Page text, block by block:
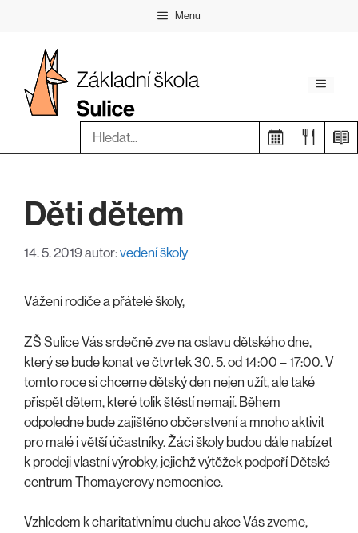
Menu
Menu
Hledat:
Děti dětem
14. 5. 2019autor:vedení školy
Vážení rodiče a přátelé školy,
ZŠ Sulice Vás srdečně zve na oslavu dětského dne,
který se bude konat ve čtvrtek 30. 5. od 14:00 – 17:00. V
tomto roce si chceme dětský den nejen užít, ale také
přispět dětem, které tolik štěstí nemají. Během
odpoledne bude zajištěno občerstvení a mnoho aktivit
pro malé i větší účastníky. Žáci školy budou dále nabízet
k prodeji vlastní výrobky, jejichž výtěžek podpoří Dětské
centrum Thomayerovy nemocnice.
Vzhledem k charitativnímu duchu akce Vás zveme,